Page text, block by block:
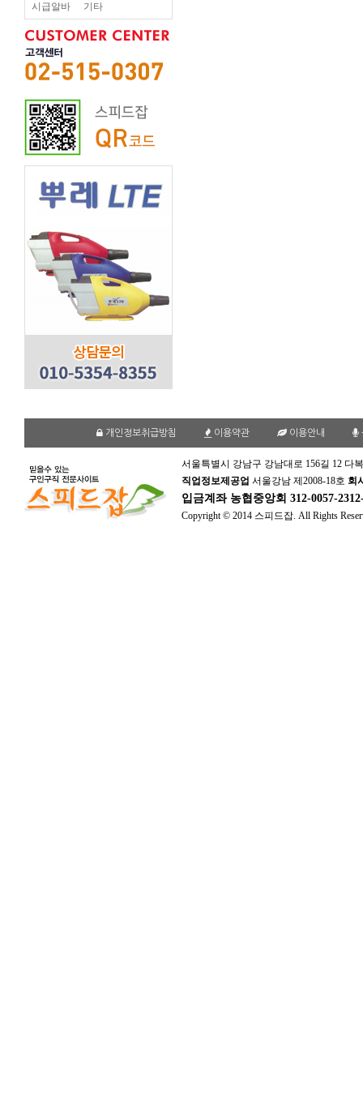
시급알바 기타
개인정보취급방침 이용약관 이용안내
서울특별시 강남구 강남대로 156길 12 다
직업정보제공업 서울강남 제2008-18호 회
입금계좌 농협중앙회 312-0057-
Copyright © 2014 스피드잡. All Rights